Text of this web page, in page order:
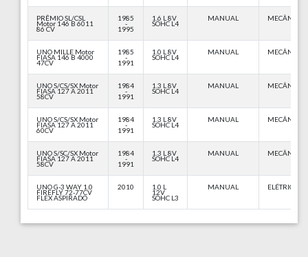
PRÊMIO SL/CSL
Motor 146 B 6011
86 CV
1985
-
1995
1.6 L 8V
SOHC L4
MANUAL MECÂNICA
UNO MILLE Motor
FIASA 146 B 4000
47CV
1985
-
1991
1.0 L 8V
SOHC L4
MANUAL MECÂNICA
UNO S/CS/SX Motor
FIASA 127 A 2011
58CV
1984
-
1991
1.3 L 8V
SOHC L4
MANUAL MECÂNICA
UNO S/CS/SX Motor
FIASA 127 A 2011
60CV
1984
-
1991
1.3 L 8V
SOHC L4
MANUAL MECÂNICA
UNO S/SC/SX Motor
FIASA 127 A 2011
58CV
1984
-
1991
1.3 L 8V
SOHC L4
MANUAL MECÂNICA
UNO G-3 WAY 1.0
FIREFLY 72-77CV
FLEX ASPIRADO
2010 1.0 L
12V
SOHC L3
MANUAL ELÉTRICA